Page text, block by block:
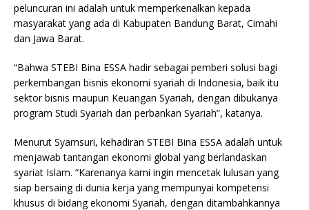
peluncuran ini adalah untuk memperkenalkan kepada
masyarakat yang ada di Kabupaten Bandung Barat, Cimahi
dan Jawa Barat.
“Bahwa STEBI Bina ESSA hadir sebagai pemberi solusi bagi
perkembangan bisnis ekonomi syariah di Indonesia, baik itu
sektor bisnis maupun Keuangan Syariah, dengan dibukanya
program Studi Syariah dan perbankan Syariah”, katanya.
Menurut Syamsuri, kehadiran STEBI Bina ESSA adalah untuk
menjawab tantangan ekonomi global yang berlandaskan
syariat Islam. “Karenanya kami ingin mencetak lulusan yang
siap bersaing di dunia kerja yang mempunyai kompetensi
khusus di bidang ekonomi Syariah, dengan ditambahkannya